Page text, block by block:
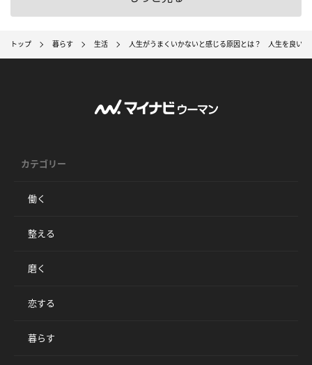
トップ 暮らす 生活 人生がうまくいかないと感じる原因とは？ 人生を良い方
カテゴリー
働く
整える
磨く
恋する
暮らす